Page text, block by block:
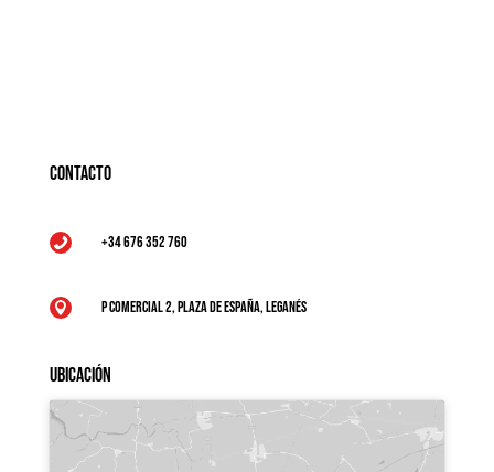
Contacto
 +34 676 352 760
 P Comercial 2, Plaza de España, Leganés
Ubicación